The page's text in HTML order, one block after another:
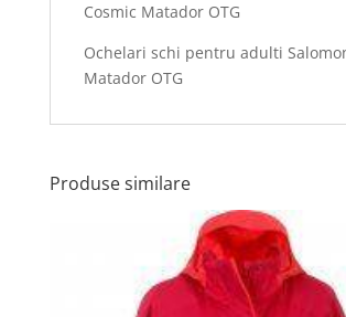
Cosmic Matador OTG
Ochelari schi pentru adulti
Matador OTG
Produse similare